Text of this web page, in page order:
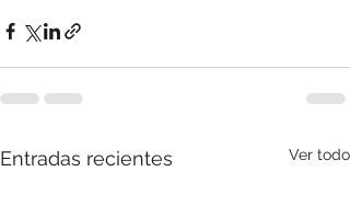
Entradas recientes Ver todo